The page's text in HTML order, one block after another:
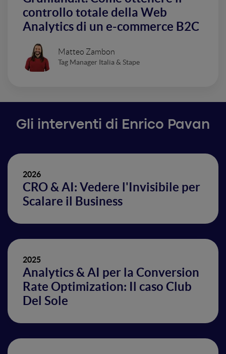
controllo totale della Web
Analytics di un e-commerce B2C
Matteo Zambon
Tag Manager Italia & Stape
Gli interventi di Enrico Pavan
2026
CRO & AI: Vedere l'Invisibile per
Scalare il Business
2025
Analytics & AI per la Conversion
Rate Optimization: Il caso Club
Del Sole